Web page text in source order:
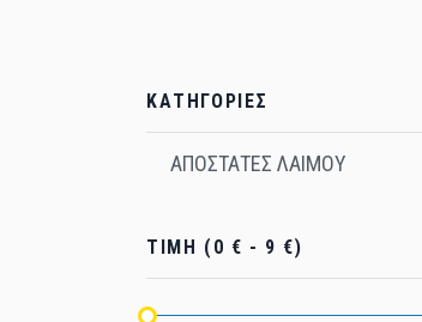
ΚΑΤΗΓΟΡΙΕΣ
ΑΠΟΣΤΑΤΕΣ ΛΑΙΜΟΥ
ΤΙΜΗ (0 € - 9 €)